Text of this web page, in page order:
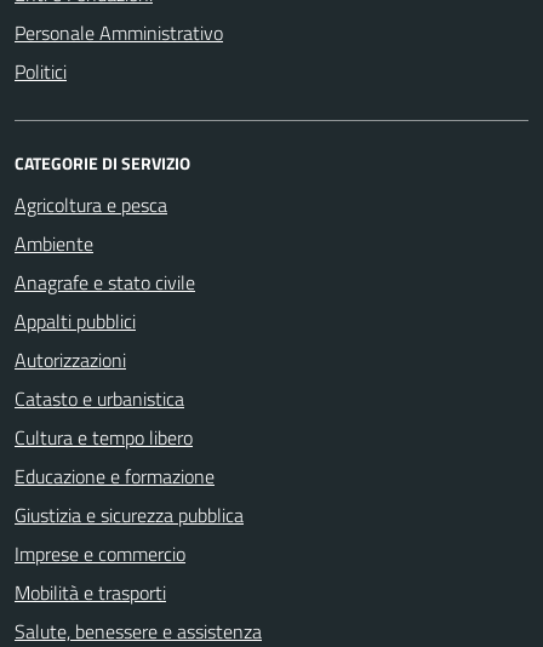
Personale Amministrativo
Politici
CATEGORIE DI SERVIZIO
Agricoltura e pesca
Ambiente
Anagrafe e stato civile
Appalti pubblici
Autorizzazioni
Catasto e urbanistica
Cultura e tempo libero
Educazione e formazione
Giustizia e sicurezza pubblica
Imprese e commercio
Mobilità e trasporti
Salute, benessere e assistenza